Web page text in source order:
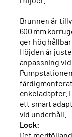
Brunnen är
600 mm
ger hög
Höjden är
anpassning
enkeladapter.
ett smart
vid underhåll.
Lock:
Det